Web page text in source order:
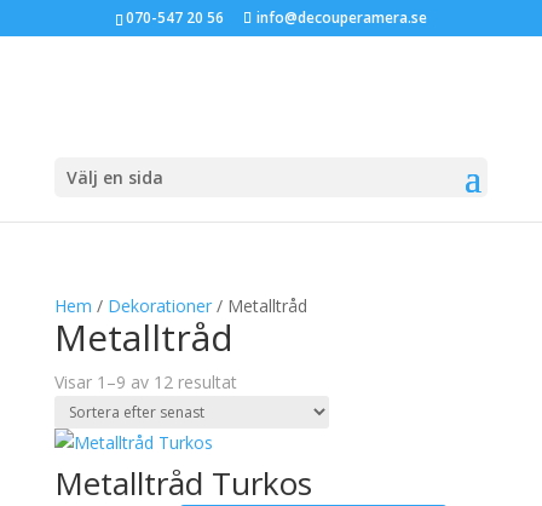
070-547 20 56 info@decouperamera.se
Välj en sida
Hem / Dekorationer/ Metalltråd
Metalltråd
Visar 1–9 av 12 resultatSortera
Metalltråd Turkos